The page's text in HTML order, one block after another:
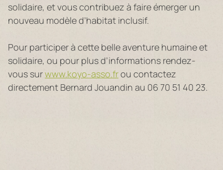
solidaire, et vous contribuez à faire émerger un
nouveau modèle d’habitat inclusif.
Pour participer à cette belle aventure humaine et
solidaire, ou pour plus d’informations rendez-
vous surwww.koyo-asso.frou contactez
directement Bernard Jouandin au 06 70 51 40 23.